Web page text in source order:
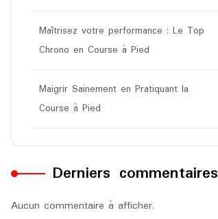
Maîtrisez votre performance : Le Top
Chrono en Course à Pied
Maigrir Sainement en Pratiquant la
Course à Pied
Derniers commentaires
Aucun commentaire à afficher.